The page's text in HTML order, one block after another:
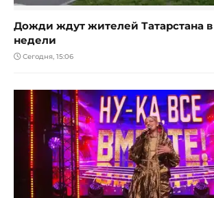
Дожди ждут жителей Татарстана
недели
Сегодня, 15:06